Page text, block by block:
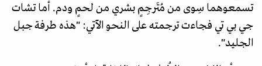
تسمعوهما سِوى من مُتَرجِمٍ بشري من لحمٍ ودم. أما تشات
جي بي تي فجاءت ترجمته على النحو الآتي: "هذه طرفة جبل
الجليد".